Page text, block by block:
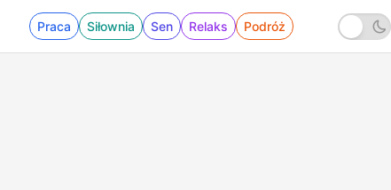
Praca Siłownia Sen Relaks Podróż